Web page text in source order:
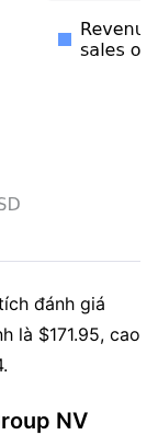
đánh giá
là $171.95, cao
NV